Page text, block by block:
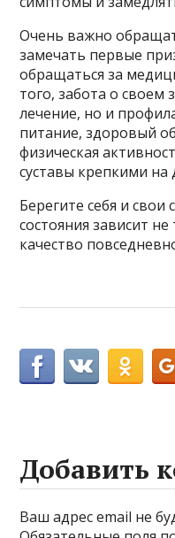
Очень важно
замечать первые
обращаться за
того, забота о
лечение, но и
питание, здоровый
физическая
суставы крепкими на
Берегите себя и свои
состояния зависит
качество
Добавить
Ваш адрес email не